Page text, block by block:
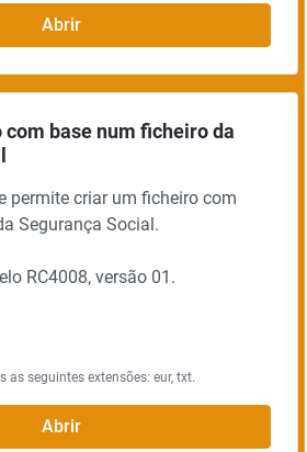
Abrir
base num ficheiro da
permite criar um ficheiro com
Segurança Social.
RC4008, versão 01.
as seguintes extensões: eur, txt.
Abrir